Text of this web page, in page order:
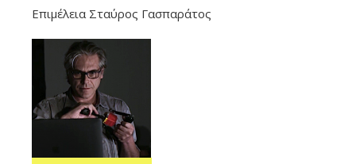
Επιμέλεια Σταύρος Γασπαράτος